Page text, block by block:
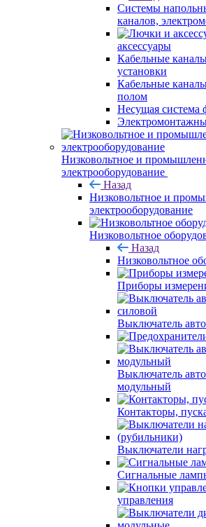
Системы
каналов,
аксессуары
Кабельные
установки
Кабельные
полом
Несущая система
Низковольтное и
электрооборудование
Назад
Низковольтное и
электрооборудование
Низковольтное
Назад
Низковольтное
Приборы
Выключатель
Выключатель
модульный
Контакторы,
Выключатели
Сигнальные
управления